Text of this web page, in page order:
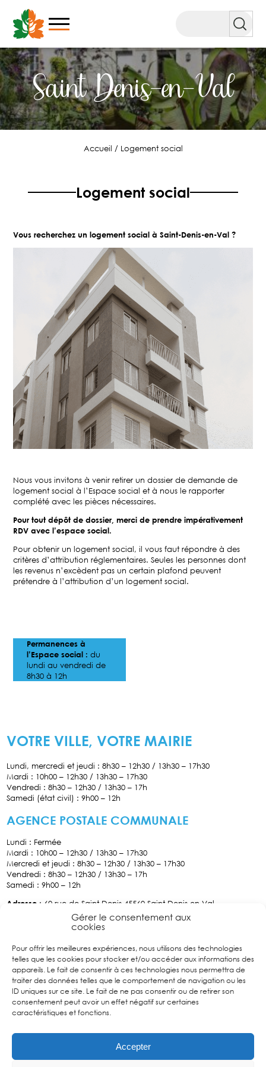
Gérer le consentement aux
cookies
Pour offrir les meilleures expériences, nous utilisons des technologies
telles que les cookies pour stocker et/ou accéder aux informations des
appareils. Le fait de consentir à ces technologies nous permettra de
traiter des données telles que le comportement de navigation ou les
ID uniques sur ce site. Le fait de ne pas consentir ou de retirer son
consentement peut avoir un effet négatif sur certaines
caractéristiques et fonctions.
Accepter
contenu
Saint Denis-en-Val
Accueil / Logement social
Logement social
Vous recherchez un logement social à Saint-Denis-en-Val ?
Nous vous invitons à venir retirer un dossier de demande de
logement social à l’Espace social et à nous le rapporter
complété avec les pièces nécessaires.
Pour tout dépôt de dossier, merci de prendre impérativement
RDV avec l’espace social.
Pour obtenir un logement social, il vous faut répondre à des
critères d’attribution réglementaires. Seules les personnes dont
les revenus n’excèdent pas un certain plafond peuvent
prétendre à l’attribution d’un logement social.
Permanences à
l’Espace social : du
lundi au vendredi de
8h30 à 12h
VOTRE VILLE, VOTRE MAIRIE
Lundi, mercredi et jeudi : 8h30 – 12h30 / 13h30 – 17h30
Mardi : 10h00 – 12h30 / 13h30 – 17h30
Vendredi : 8h30 – 12h30 / 13h30 – 17h
Samedi (état civil) : 9h00 – 12h
AGENCE POSTALE COMMUNALE
Lundi : Fermée
Mardi : 10h00 – 12h30 / 13h30 – 17h30
Mercredi et jeudi : 8h30 – 12h30 / 13h30 – 17h30
Vendredi : 8h30 – 12h30 / 13h30 – 17h
Samedi : 9h00 – 12h
Adresse : 60 rue de Saint-Denis 45560 Saint Denis-en-Val
02.38.76.70.34
Facebook
Suivez
nous sur
Facebook